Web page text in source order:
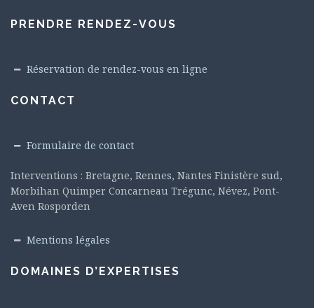
PRENDRE RENDEZ-VOUS
Réservation de rendez-vous en ligne
CONTACT
Formulaire de contact
Interventions : Bretagne, Rennes, Nantes Finistère sud,
Morbihan Quimper Concarneau Trégunc, Névez, Pont-
Aven Rosporden
Mentions légales
DOMAINES D’EXPERTISES